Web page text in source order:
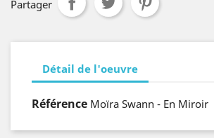
Partager
Détail de l'oeuvre
Référence Moïra Swann - En Miroir